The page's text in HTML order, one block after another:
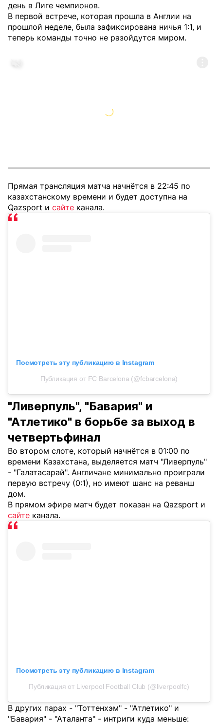
день в Лиге чемпионов.
В первой встрече, которая прошла в Англии на
прошлой неделе, была зафиксирована ничья 1:1, и
теперь команды точно не разойдутся миром.
Прямая трансляция матча начнётся в 22:45 по
казахстанскому времени и будет доступна на
Qazsport и сайте канала.
Посмотреть эту публикацию в Instagram
Публикация от FC Barcelona (@fcbarcelona)
"Ливерпуль", "Бавария" и
"Атлетико" в борьбе за выход в
четвертьфинал
Во втором слоте, который начнётся в 01:00 по
времени Казахстана, выделяется матч "Ливерпуль"
- "Галатасарай". Англичане минимально проиграли
первую встречу (0:1), но имеют шанс на реванш
дом.
В прямом эфире матч будет показан на Qazsport и
сайте канала.
Посмотреть эту публикацию в Instagram
Публикация от Liverpool Football Club (@liverpoolfc)
В других парах - "Тоттенхэм" - "Атлетико" и
"Бавария" - "Аталанта" - интриги куда меньше: